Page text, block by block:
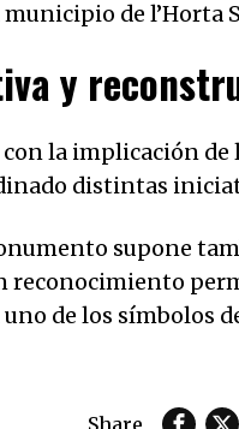
de l’Horta
y
la implicación
distintas
supone
reconocimiento
de los símbolos